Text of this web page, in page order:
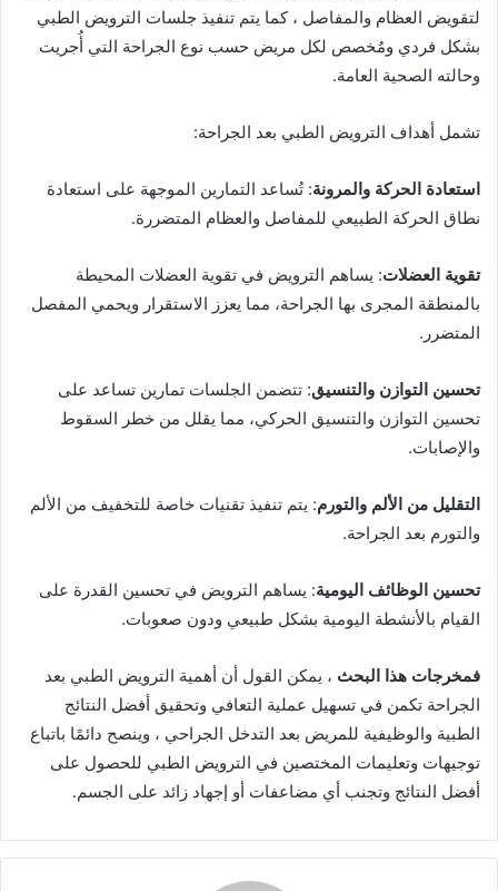
لتقويض العظام والمفاصل ، كما يتم تنفيذ جلسات الترويض الطبي
بشكل فردي ومُخصص لكل مريض حسب نوع الجراحة التي أُجريت
وحالته الصحية العامة.
تشمل أهداف الترويض الطبي بعد الجراحة:
استعادة الحركة والمرونة: تُساعد التمارين الموجهة على استعادة
نطاق الحركة الطبيعي للمفاصل والعظام المتضررة.
تقوية العضلات: يساهم الترويض في تقوية العضلات المحيطة
بالمنطقة المجرى بها الجراحة، مما يعزز الاستقرار ويحمي المفصل
المتضرر.
تحسين التوازن والتنسيق: تتضمن الجلسات تمارين تساعد على
تحسين التوازن والتنسيق الحركي، مما يقلل من خطر السقوط
والإصابات.
التقليل من الألم والتورم: يتم تنفيذ تقنيات خاصة للتخفيف من الألم
والتورم بعد الجراحة.
تحسين الوظائف اليومية: يساهم الترويض في تحسين القدرة على
القيام بالأنشطة اليومية بشكل طبيعي ودون صعوبات.
فمخرجات هذا البحث ، يمكن القول أن أهمية الترويض الطبي بعد
الجراحة تكمن في تسهيل عملية التعافي وتحقيق أفضل النتائج
الطبية والوظيفية للمريض بعد التدخل الجراحي ، وينصح دائمًا باتباع
توجيهات وتعليمات المختصين في الترويض الطبي للحصول على
أفضل النتائج وتجنب أي مضاعفات أو إجهاد زائد على الجسم.